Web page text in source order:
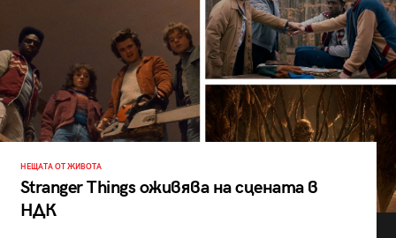
НЕЩАТА ОТ ЖИВОТА
Stranger Things оживява на сцената в
НДК